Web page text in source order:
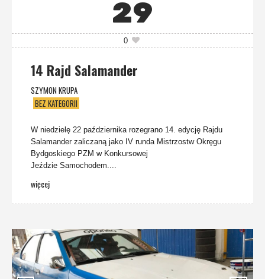
29
0
14 Rajd Salamander
SZYMON KRUPA
BEZ KATEGORII
W niedzielę 22 października rozegrano 14. edycję Rajdu
Salamander zaliczaną jako IV runda Mistrzostw Okręgu
Bydgoskiego PZM w Konkursowej
Jeździe Samochodem....
więcej